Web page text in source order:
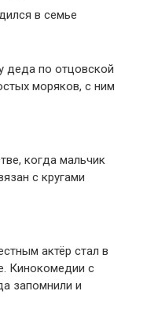
в семье
деда по отцовской
моряков, с ним
когда мальчик
с кругами
актёр стал в
Кинокомедии с
запомнили и